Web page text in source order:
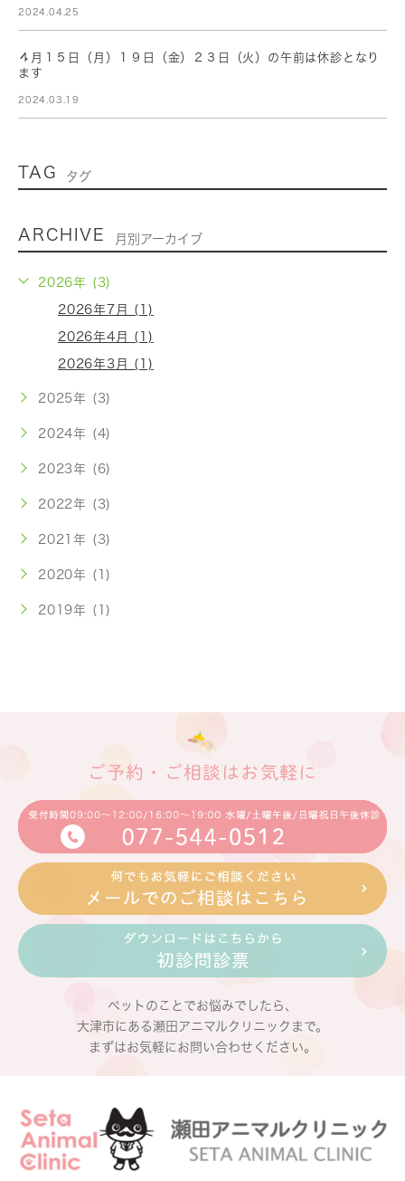
2024.04.25
４月１５日（月）１９日（金）２３日（火）の午前は休診となり
ます
2024.03.19
TAG タグ
ARCHIVE 月別アーカイブ
2026年 (3)
2026年7月 (1)
2026年4月 (1)
2026年3月 (1)
2025年 (3)
2024年 (4)
2023年 (6)
2022年 (3)
2021年 (3)
2020年 (1)
2019年 (1)
ご予約・ご相談はお気軽に
ペットのことでお悩みでしたら、
大津市にある瀬田アニマルクリニックまで。
まずはお気軽にお問い合わせください。